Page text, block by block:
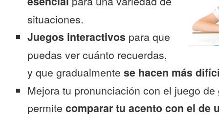
situaciones.
Juegos interactivos para que
puedas ver cuánto recuerdas,
y que gradualmente se hacen más
Mejora tu pronunciación con el juego
permite comparar tu acento con el de